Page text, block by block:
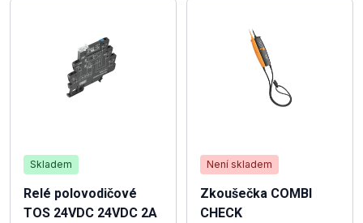
Skladem
Relé polovodičové
TOS 24VDC 24VDC 2A
Není skladem
Zkoušečka COMBI
CHECK